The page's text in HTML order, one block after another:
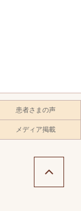
患者さまの声
メディア掲載